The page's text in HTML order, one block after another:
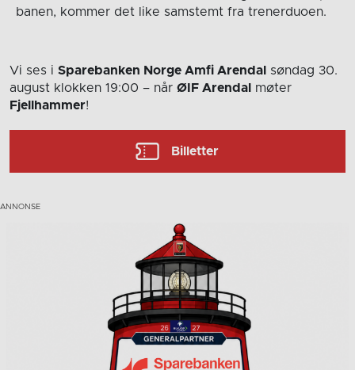
banen, kommer det like samstemt fra trenerduoen.
Vi ses i Sparebanken Norge Amfi Arendal
søndag 30.
august klokken 19:00 – når ØIF Arendal
møter
Fjellhammer!
Billetter